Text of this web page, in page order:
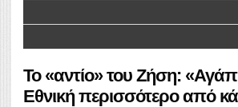
Το «αντίο» του Ζήση:
Εθνική περισσότερο από